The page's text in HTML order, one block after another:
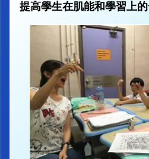
提高學生在肌能和學習上的